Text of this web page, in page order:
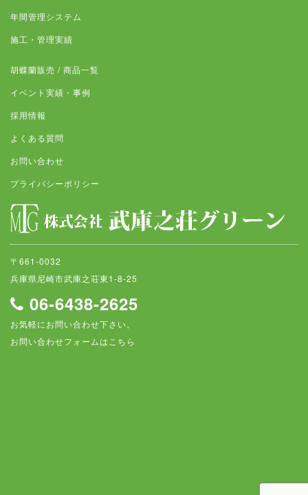
年間管理システム
施工・管理実績
胡蝶蘭販売 / 商品一覧
イベント実績・事例
採用情報
よくある質問
お問い合わせ
プライバシーポリシー
〒661-0032
兵庫県尼崎市武庫之荘東1-8-25
06-6438-2625
お気軽にお問い合わせ下さい。
お問い合わせフォームはこちら